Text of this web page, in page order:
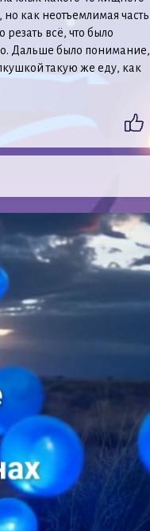
как неотъемлимая часть
всё, что было
Дальше было понимание,
такую же еду, как